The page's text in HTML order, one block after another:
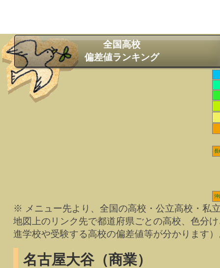
全国高校
偏差値ランキング
長
沖
※ メニュー先より、全国の高校・公立高校・私
地図上のリンク先で都道府県ごとの高校、色分
進学校や受験する高校の偏差値等が分かります
名古屋大谷（商業）